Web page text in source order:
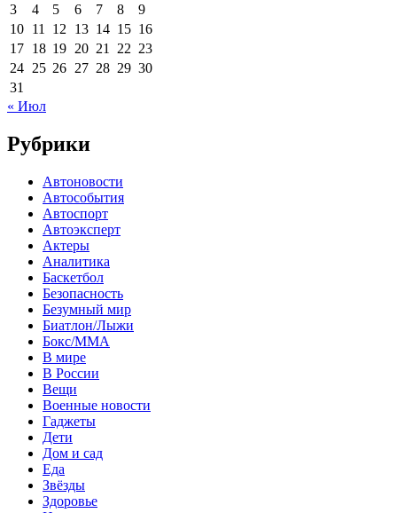
3
4 5 6 7 8
9
10 11 12 13 14 15 16
17 18 19 20 21 22 23
24 25 26 27 28 29 30
31
« Июл
Рубрики
Автоновости
Автособытия
Автоспорт
Автоэксперт
Актеры
Аналитика
Баскетбол
Безопасность
Безумный мир
Биатлон/Лыжи
Бокс/MMA
В мире
В России
Вещи
Военные новости
Гаджеты
Дети
Дом и сад
Еда
Звёзды
Здоровье